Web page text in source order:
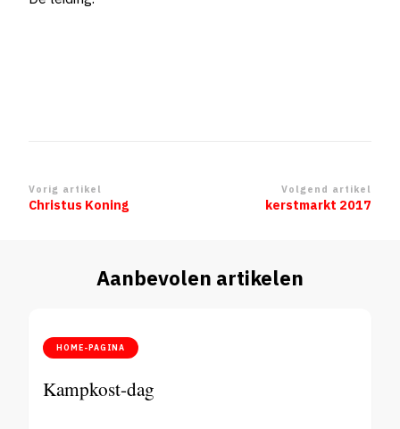
Berichtnavigatie
Vorig artikel
Christus Koning
Volgend artikel
kerstmarkt 2017
Aanbevolen artikelen
HOME-PAGINA
Kampkost-dag